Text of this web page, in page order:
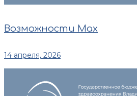
Возможности Max
14 апреля, 2026